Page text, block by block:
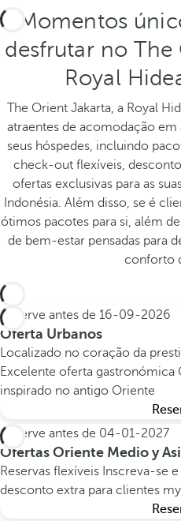
Momentos
desfrutar no The
Royal
The Orient Jakarta, a Royal
atraentes de acomodação em
seus hóspedes, incluindo
check-out flexíveis,
ofertas exclusivas para as
Indonésia. Além disso, se é
ótimos pacotes para si, além
de bem-estar pensadas para
conforto
Reserve antes de 16-09-2026
Oferta Urbanos
Localizado no coração da
Excelente oferta gastronómica
inspirado no antigo Oriente
Reserve antes de 04-01-2027
Ofertas Oriente Medio y
Reservas flexíveis Inscreva-se
desconto extra para clientes